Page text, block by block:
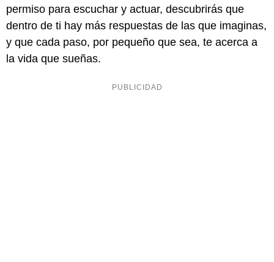
permiso para escuchar y actuar, descubrirás que
dentro de ti hay más respuestas de las que imaginas,
y que cada paso, por pequeño que sea, te acerca a
la vida que sueñas.